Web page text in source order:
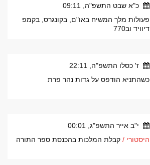
כ"א שבט התשפ"ה, 09:11
פעולות מלך המשיח באו"ם, בקונגרס, בקמפ
דיוויד וב770
ז' כסלו התשפ"ה, 22:11
כשהתניא הודפס על גדות נהר פרת
י"ב אייר התשפ"ג, 00:01
היסטורי / קבלת המלכות בהכנסת ספר התורה